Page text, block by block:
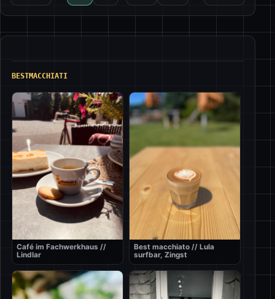
BESTMACCHIATI
Café im Fachwerkhaus //
Lindlar
Best macchiato // Lula
surfbar, Zingst